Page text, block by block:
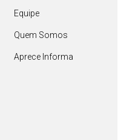
Equipe
Quem Somos
Aprece Informa